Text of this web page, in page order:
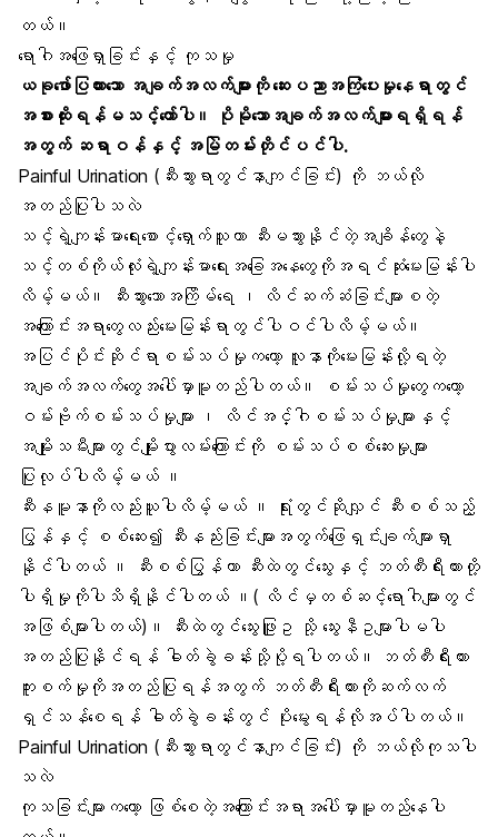
တယ်။
ရောဂါအဖြေရှာခြင်းနှင့် ကုသမှု
ယခုဖော်ပြထားသော အချက်အလက်များကို ဆေးပညာအကြံပေးမှုနေရာတွင်
အစားထိုးရန်မသင့်တော်ပါ။ ပိုမိုသောအချက်အလက်များရရှိရန်
အတွက် ဆရာဝန်နှင့် အမြဲတမ်းတိုင်ပင်ပါ.
Painful Urination (ဆီးသွားရာတွင်နာကျင်ခြင်း) ကို ဘယ်လို
အတည်ပြုပါသလဲ
သင့်ရဲ့ကျန်းမာရေးစောင့်ရှောက်သူဟာ ဆီးမသွားနိုင်တဲ့အချိန်တွေနဲ့
သင့်တစ်ကိုယ်လုံးရဲ့ကျန်းမာရေးအခြေအနေတွေကိုအရင်ဆုံးမေးမြန်းပါ
လိမ့်မယ်။ ဆီးသွားသောအကြိမ်ရေ ၊ လိင်ဆက်ဆံခြင်းများစတဲ့
အကြောင်းအရာတွေလည်းမေးမြန်းရာတွင်ပါဝင်ပါလိမ့်မယ်။
အပြင်ပိုင်းဆိုင်ရာစမ်းသပ်မှုကတော့ လူနာကိုမေးမြန်းလို့ရတဲ့
အချက်အလက်တွေအပေါ်မှာမူတည်ပါတယ်။ စမ်းသပ်မှုတွေကတော့
ဝမ်းဗိုက်စမ်းသပ်မှုများ ၊ လိင်အင်္ဂါစမ်းသပ်မှုများနှင့်
အမျိုးသမီးများတွင်မျိုးပွားလမ်းကြောင်းကို စမ်းသပ်စစ်ဆေးမှုများ
ပြုလုပ်ပါလိမ့်မယ် ။
ဆီးနမူနာကိုလည်းယူပါလိမ့်မယ် ။ ရုံးတွင်ဆိုလျှင် ဆီးစစ်သည့်
ပြွန်နှင့် စစ်ဆေး၍ ဆီးနည်းခြင်းများအတွက်ဖြေရှင်းချက်များရှာ
နိုင်ပါတယ် ။ ဆီးစစ်ပြွန်ဟာ ဆီးထဲတွင်သွေးနှင့် ဘတ်တီးရီးယားတို့
ပါရှိမှုကိုပါသိရှိနိုင်ပါတယ် ။( လိင်မှတစ်ဆင့်ရောဂါများတွင်
အဖြစ်များပါတယ်)။ ဆီးထဲတွင်သွေးဖြူဥ သို့ သွေးနီဥများပါမပါ
အတည်ပြုနိုင်ရန် ဓါတ်ခွဲခန်းသို့ပို့ရပါတယ်။ ဘတ်တီးရီးယား
ကူးစက်မှုကိုအတည်ပြုရန်အတွက် ဘတ်တီးရီးယားကိုဆက်လက်
ရှင်သန်စေရန် ဓါတ်ခွဲခန်းတွင် ပိုးမွေးရန်လိုအပ်ပါတယ်။
Painful Urination (ဆီးသွားရာတွင်နာကျင်ခြင်း) ကို ဘယ်လိုကုသပါ
သလဲ
ကုသခြင်းများကတော့ ဖြစ်စေတဲ့အကြောင်းအရာအပေါ်မှာမူတည်နေပါ